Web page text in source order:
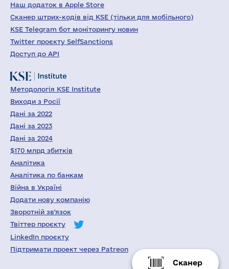
Сканер
Наш додаток в Apple Store
Сканер штрих-кодів від KSE (тільки для мобільного)
KSE Telegram бот моніторингу новин
Twitter проєкту SelfSanctions
Доступ до API
Методологія KSE Institute
Виходи з Росії
Дані за 2022
Дані за 2023
Дані за 2024
$170 млрд збитків
Аналітика
Аналітика по банкам
Війна в Україні
Додати нову компанію
Зворотній зв'язок
Твіттер проєкту
LinkedIn проєкту
Підтримати проект через Patreon